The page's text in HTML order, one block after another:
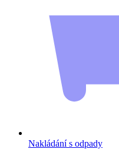
Nakládání s odpady